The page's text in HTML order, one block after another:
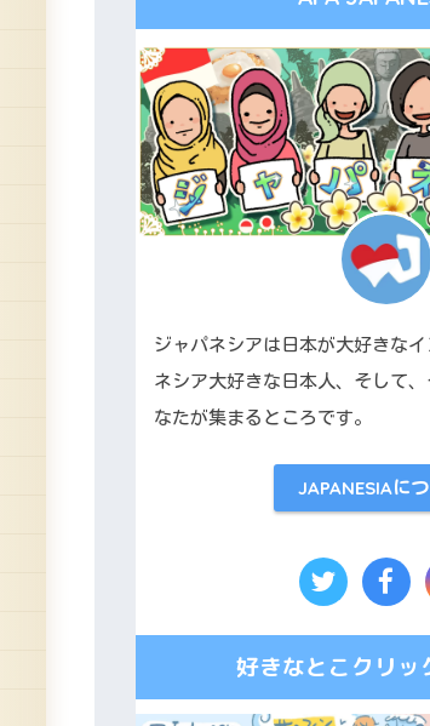
ジャパネシアは日本が大好きな
ネシア大好きな日本人、そして
なたが集まるところです。
JAPANESIAに
好きなとこクリッ